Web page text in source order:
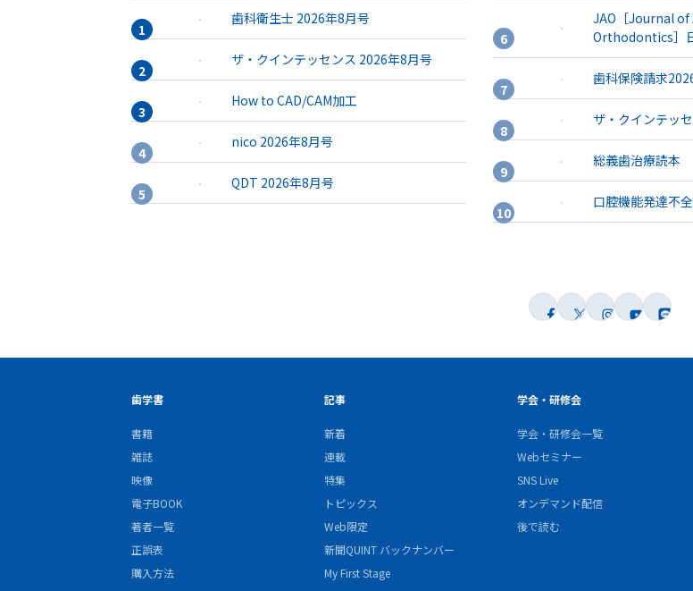
歯科衛生士 2026年8月号
ザ・クインテッセンス 2026年8月号
How to CAD/CAM加工
nico 2026年8月号
QDT 2026年8月号
JAO［Journal
Orthodontics］
歯科保険請求
ザ・クインテッ
総義歯治療読本
口腔機能発達不
歯学書
書籍
雑誌
映像
電子BOOK
著者一覧
正誤表
購入方法
記事
新着
連載
特集
トピックス
Web限定
新聞QUINT バックナンバー
My First Stage
学会・研修会
学会・研修会一覧
Webセミナー
SNS Live
オンデマンド配信
後で読む